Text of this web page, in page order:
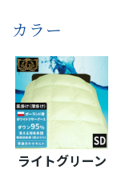
カラー
ライトグリーン